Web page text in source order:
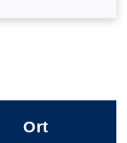
Ort